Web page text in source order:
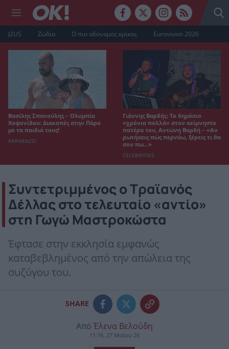
J2US Ζώδια Ο πιο αδύναμος κρίκος Eurovision 2026
Βασίλης Σπανούλης – Ολυμπία
Χοψονίδου: Διακοπές στην Πάρο
με τα παιδιά τους!
PAPARAZZI
Γιάννης Βαρδής: Το δημόσιο
«χρόνια πολλά» στον αείμνηστο
πατέρα του, Αντώνη Βαρδή – «Αν
ρωτήσεις πώς περνάω, ξέρεις τι θα
σου πω…»
CELEBRITIES
Συντετριμμένος ο Τραϊανός
Δέλλας στο τελευταίο «αντίο»
στη Γωγώ Μαστροκώστα
Έφτασε στην εκκλησία εμφανώς
καταβεβλημένος από την απώλεια της
συζύγου του.
SHARE
Από Έλενα Βελούδη
11:16, 27 Μαΐου 26